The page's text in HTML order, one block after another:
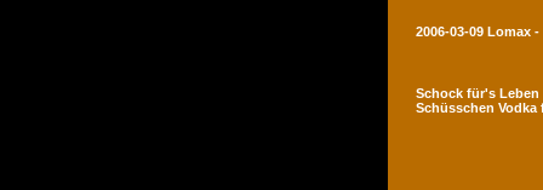
2006-03-09 Lomax
Schock für's
Schüsschen Vodka